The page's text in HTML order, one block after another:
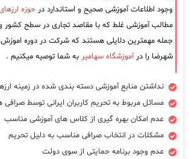
وجود اطلاعات آموزشی صحیح و استاندارد در حوزه
مطالب آموزشی غلط که با مقاصد تجاری در سطح کشور
جمله مهمترین دلایلی هستند که شرکت در دوره اموزش
شهرضا را درآموزشگاه سهامیر به شما توصیه میکنیم .
نداشتن منابع آموزشی دسته بندی شده در زمینه
مسائل مربوط به تحریم کاربران ایرانی توسط صرافی
عدم امکان بهره گیری از کلاس های آموزشی مناسب
مشکلات در انتخاب صرافی مناسب به دلیل تحریم
عدم وجود برنامه حمایتی از سوی دولت